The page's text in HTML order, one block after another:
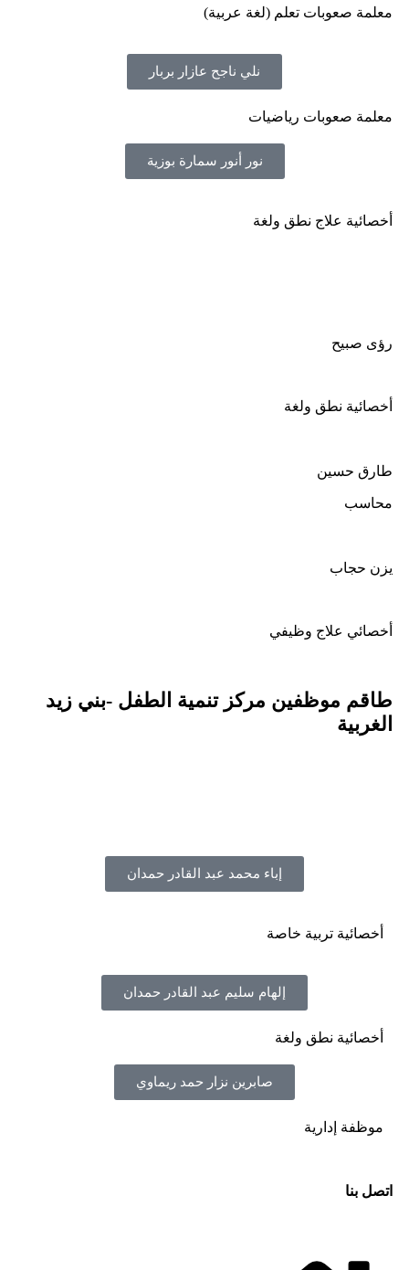
معلمة صعوبات تعلم (لغة عربية)
نلي ناجح عازار بربار
معلمة صعوبات رياضيات
نور أنور سمارة بوزية
أخصائية علاج نطق ولغة
رؤى صبيح
أخصائية نطق ولغة
طارق حسين
محاسب
يزن حجاب
أخصائي علاج وظيفي
طاقم موظفين مركز تنمية الطفل -بني زيد
الغربية
إباء محمد عبد القادر حمدان
أخصائية تربية خاصة
إلهام سليم عبد القادر حمدان
أخصائية نطق ولغة
صابرين نزار حمد ريماوي
موظفة إدارية
اتصل بنا